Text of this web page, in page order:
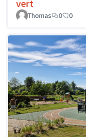
vert
Thomas
0 0